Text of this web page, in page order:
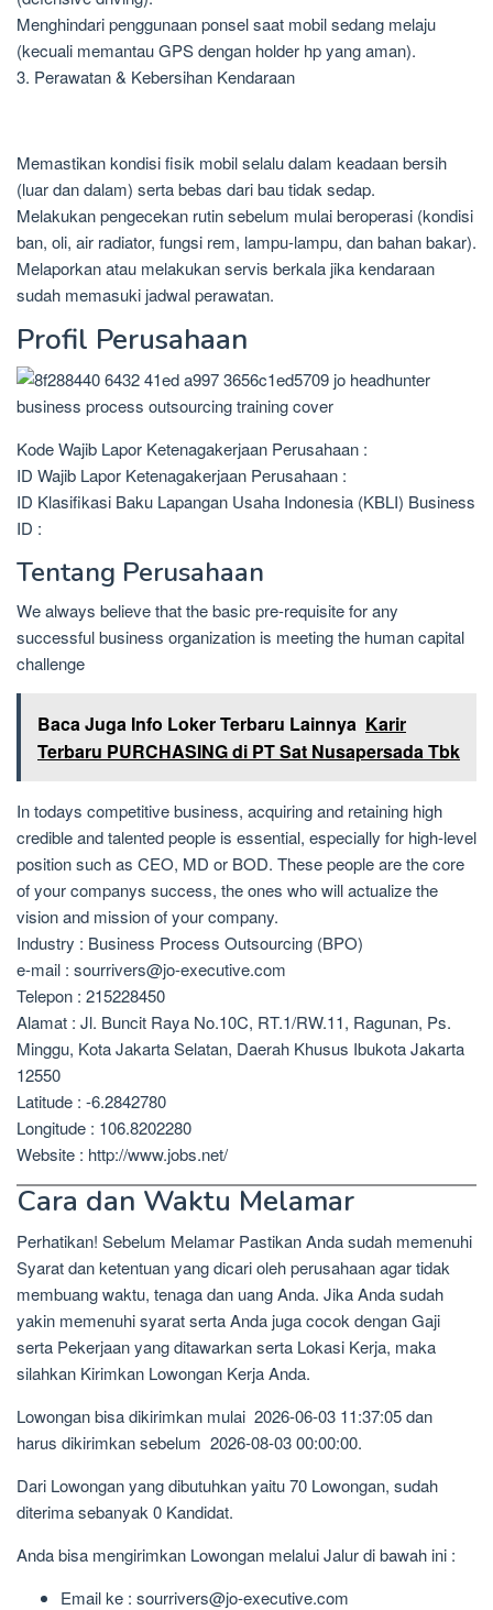
Menghindari penggunaan ponsel saat mobil sedang melaju
(kecuali memantau GPS dengan holder hp yang aman).
3. Perawatan & Kebersihan Kendaraan
Memastikan kondisi fisik mobil selalu dalam keadaan bersih
(luar dan dalam) serta bebas dari bau tidak sedap.
Melakukan pengecekan rutin sebelum mulai beroperasi (kondisi
ban, oli, air radiator, fungsi rem, lampu-lampu, dan bahan bakar).
Melaporkan atau melakukan servis berkala jika kendaraan
sudah memasuki jadwal perawatan.
Profil Perusahaan
Kode Wajib Lapor Ketenagakerjaan Perusahaan :
ID Wajib Lapor Ketenagakerjaan Perusahaan :
ID Klasifikasi Baku Lapangan Usaha Indonesia (KBLI) Business
ID :
Tentang Perusahaan
We always believe that the basic pre-requisite for any
successful business organization is meeting the human capital
challenge
Baca Juga Info Loker Terbaru Lainnya Karir
Terbaru PURCHASING di PT Sat Nusapersada Tbk
In todays competitive business, acquiring and retaining high
credible and talented people is essential, especially for high-level
position such as CEO, MD or BOD. These people are the core
of your companys success, the ones who will actualize the
vision and mission of your company.
Industry : Business Process Outsourcing (BPO)
e-mail : sourrivers@jo-executive.com
Telepon : 215228450
Alamat : Jl. Buncit Raya No.10C, RT.1/RW.11, Ragunan, Ps.
Minggu, Kota Jakarta Selatan, Daerah Khusus Ibukota Jakarta
12550
Latitude : -6.2842780
Longitude : 106.8202280
Website : http://www.jobs.net/
Cara dan Waktu Melamar
Perhatikan! Sebelum Melamar Pastikan Anda sudah memenuhi
Syarat dan ketentuan yang dicari oleh perusahaan agar tidak
membuang waktu, tenaga dan uang Anda. Jika Anda sudah
yakin memenuhi syarat serta Anda juga cocok dengan Gaji
serta Pekerjaan yang ditawarkan serta Lokasi Kerja, maka
silahkan Kirimkan Lowongan Kerja Anda.
Lowongan bisa dikirimkan mulai 2026-06-03 11:37:05 dan
harus dikirimkan sebelum 2026-08-03 00:00:00.
Dari Lowongan yang dibutuhkan yaitu 70 Lowongan, sudah
diterima sebanyak 0 Kandidat.
Anda bisa mengirimkan Lowongan melalui Jalur di bawah ini :
Email ke : sourrivers@jo-executive.com